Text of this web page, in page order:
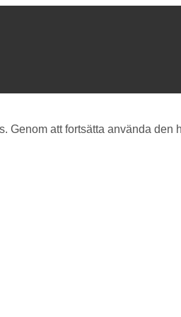
Genom att fortsätta använda